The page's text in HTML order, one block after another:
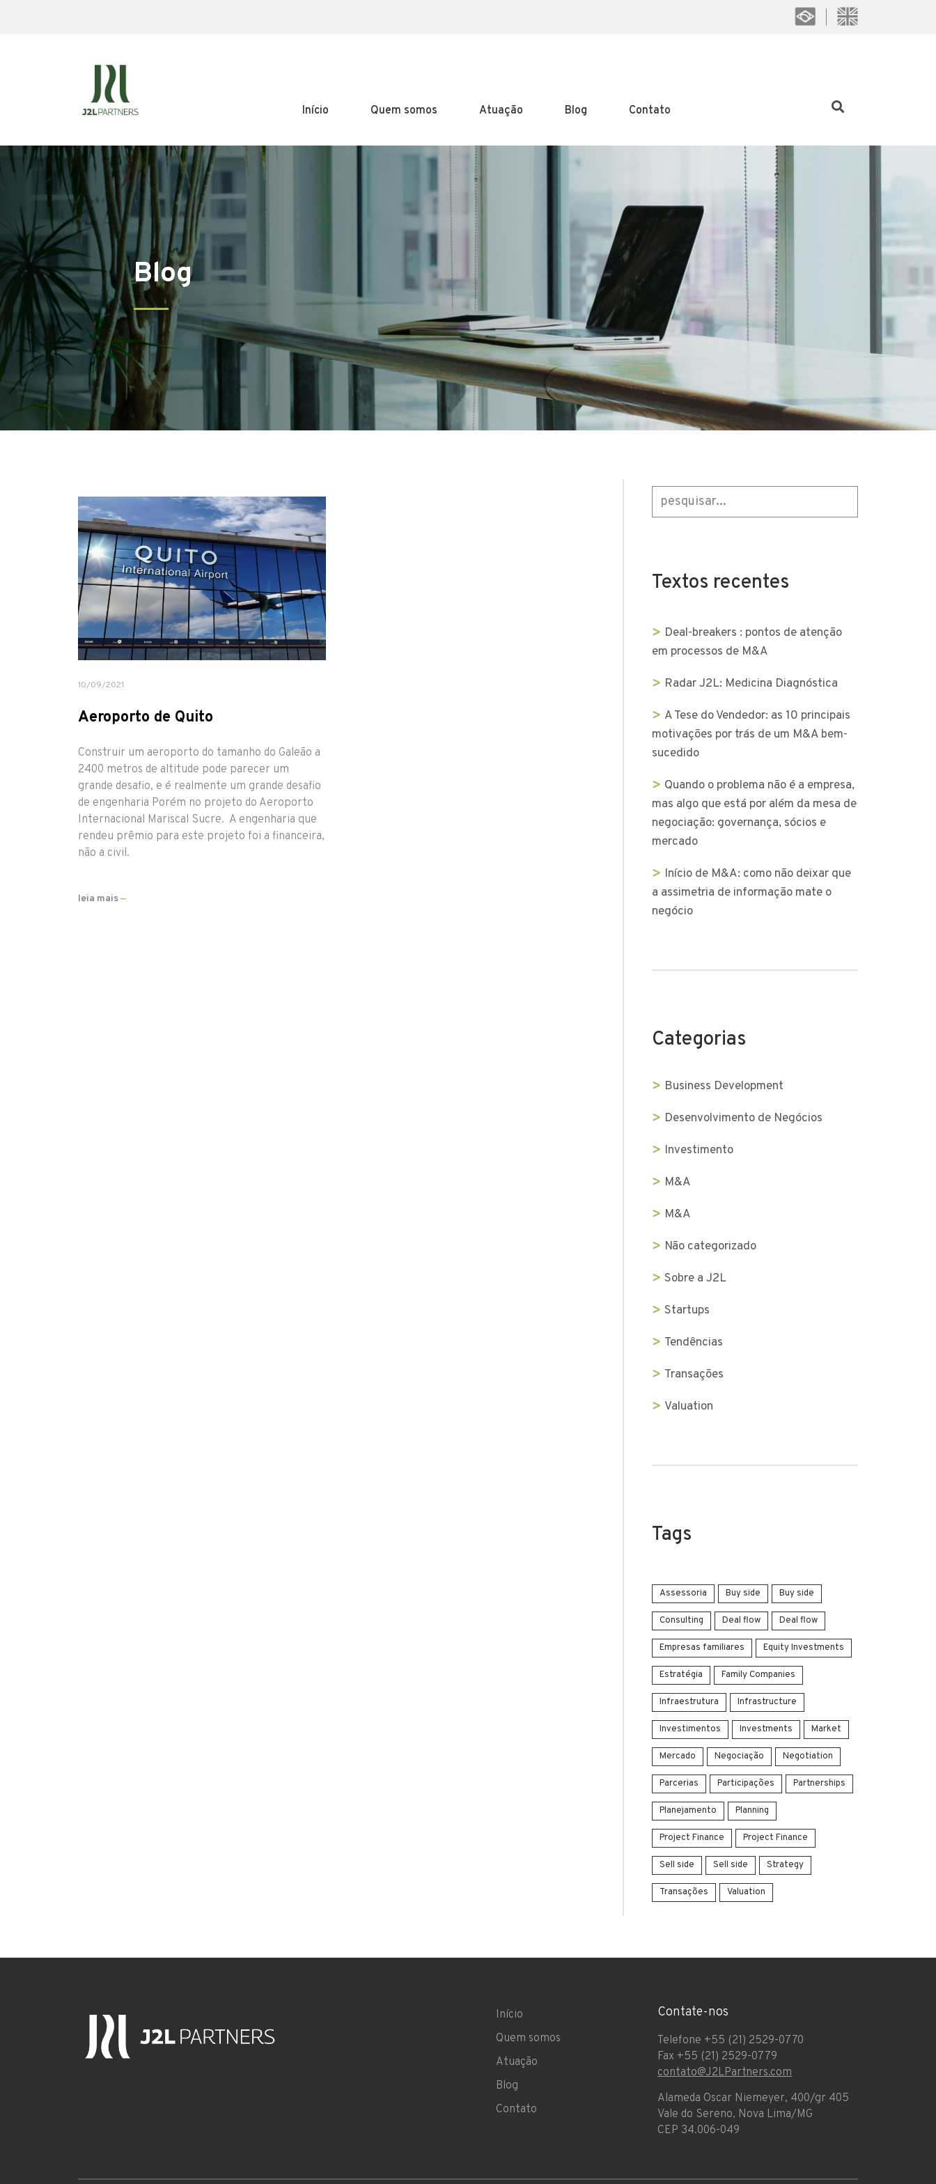
Início Quem somos Atuação Blog Contato
Blog
Aeroporto de Quito
10/09/2021
Construir um aeroporto do tamanho do Galeão a
2400 metros de altitude pode parecer um
grande desafio, e é realmente um grande desafio
de engenharia Porém no projeto do Aeroporto
Internacional Mariscal Sucre. A engenharia que
rendeu prêmio para este projeto foi a financeira,
não a civil.
leia mais—
Textos recentes
Deal-breakers : pontos de atenção
em processos de M&A
Radar J2L: Medicina Diagnóstica
A Tese do Vendedor: as 10 principais
motivações por trás de um M&A bem-
sucedido
Quando o problema não é a empresa,
mas algo que está por além da mesa de
negociação: governança, sócios e
mercado
Início de M&A: como não deixar que
a assimetria de informação mate o
negócio
Categorias
Business Development
Desenvolvimento de Negócios
Investimento
M&A
M&A
Não categorizado
Sobre a J2L
Startups
Tendências
Transações
Valuation
Tags
Assessoria Buy side Buy side
Consulting Deal flow Deal flow
Empresas familiares Equity Investments
Estratégia Family Companies
Infraestrutura Infrastructure
Investimentos Investments Market
Mercado Negociação Negotiation
Parcerias Participações Partnerships
Planejamento Planning
Project Finance Project Finance
Sell side Sell side Strategy
Transações Valuation
Início
Quem somos
Atuação
Blog
Contato
Contate-nos
Telefone +55 (21) 2529-0770
Fax +55 (21) 2529-0779
contato@J2LPartners.com
Alameda Oscar Niemeyer, 400/gr 405
Vale do Sereno, Nova Lima/MG
CEP 34.006-049